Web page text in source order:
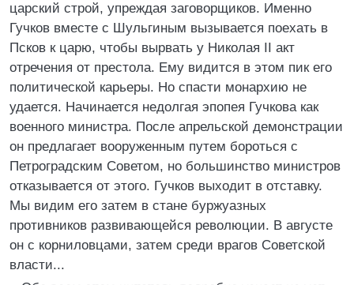
царский строй, упреждая заговорщиков. Именно
Гучков вместе с Шульгиным вызывается поехать в
Псков к царю, чтобы вырвать у Николая II акт
отречения от престола. Ему видится в этом пик его
политической карьеры. Но спасти монархию не
удается. Начинается недолгая эпопея Гучкова как
военного министра. После апрельской демонстрации
он предлагает вооруженным путем бороться с
Петроградским Советом, но большинство министров
отказывается от этого. Гучков выходит в отставку.
Мы видим его затем в стане буржуазных
противников развивающейся революции. В августе
он с корниловцами, затем среди врагов Советской
власти...